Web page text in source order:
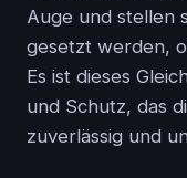
Auge und stellen
gesetzt werden,
Es ist dieses
und Schutz, das
zuverlässig und